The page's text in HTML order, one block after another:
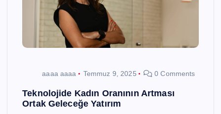
aaaa aaaa Temmuz 9, 2025 0 Comments
Teknolojide Kadın Oranının Artması
Ortak Geleceğe Yatırım